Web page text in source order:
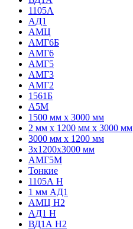
1105А
АД1
АМЦ
АМГ6Б
АМГ6
АМГ5
АМГ3
АМГ2
1561Б
А5М
1500 мм х 3000 мм
2 мм х 1200 мм х 3000 мм
3000 мм х 1200 мм
3х1200х3000 мм
АМГ5М
Тонкие
1105А Н
1 мм АД1
АМЦ Н2
АД1 Н
ВД1А H2